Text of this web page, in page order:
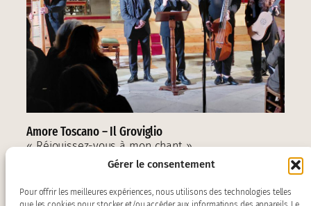
Gérer le consentement
Pour offrir les meilleures expériences, nous utilisons des technologies telles
Amore Toscano – Il Groviglio
« Réjouissez-vous à mon chant »